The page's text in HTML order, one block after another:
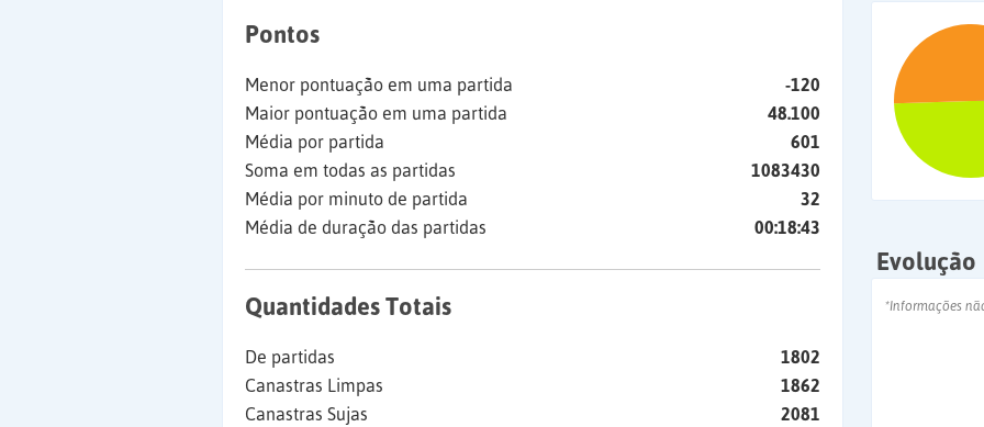
Pontos
Menor pontuação em uma partida
-120
Maior pontuação em uma partida
48.100
Média por partida
601
Soma em todas as partidas
1083430
Média por minuto de partida
32
Média de duração das partidas
00:18:43
Quantidades Totais
De partidas
1802
Canastras Limpas
1862
Canastras Sujas
2081
Evolução
*Informações